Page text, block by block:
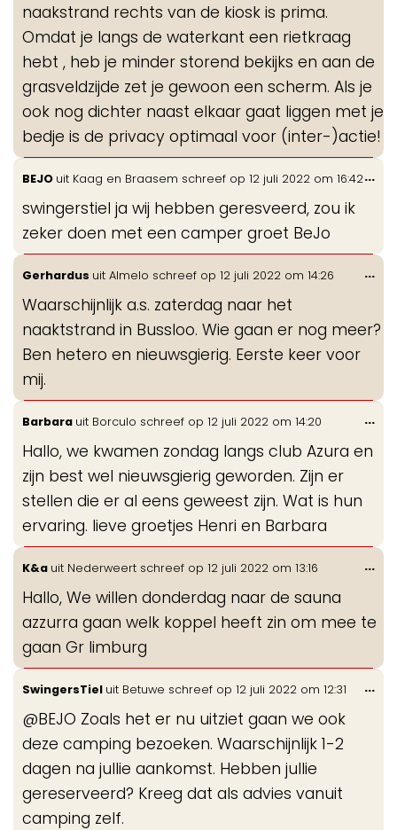
naakstrand rechts van de kiosk is prima.
Omdat je langs de waterkant een rietkraag
hebt , heb je minder storend bekijks en aan de
grasveldzijde zet je gewoon een scherm. Als je
ook nog dichter naast elkaar gaat liggen met je
bedje is de privacy optimaal voor (inter-)actie!
BEJO uit Kaag en Braasem schreef op 12 juli 2022 om 16:42
swingerstiel ja wij hebben geresveerd, zou ik
zeker doen met een camper groet BeJo
...
Gerhardus uit Almelo schreef op 12 juli 2022 om 14:26
Waarschijnlijk a.s. zaterdag naar het
naaktstrand in Bussloo. Wie gaan er nog meer?
Ben hetero en nieuwsgierig. Eerste keer voor
mij.
...
Barbara uit Borculo schreef op 12 juli 2022 om 14:20
Hallo, we kwamen zondag langs club Azura en
zijn best wel nieuwsgierig geworden. Zijn er
stellen die er al eens geweest zijn. Wat is hun
ervaring. lieve groetjes Henri en Barbara
...
K&a uit Nederweert schreef op 12 juli 2022 om 13:16
Hallo, We willen donderdag naar de sauna
azzurra gaan welk koppel heeft zin om mee te
gaan Gr limburg
...
SwingersTiel uit Betuwe schreef op 12 juli 2022 om 12:31
@BEJO Zoals het er nu uitziet gaan we ook
deze camping bezoeken. Waarschijnlijk 1-2
dagen na jullie aankomst. Hebben jullie
gereserveerd? Kreeg dat als advies vanuit
camping zelf.
...